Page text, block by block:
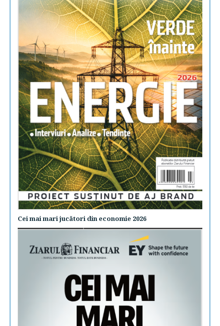
Cei mai mari jucători din economie 2026